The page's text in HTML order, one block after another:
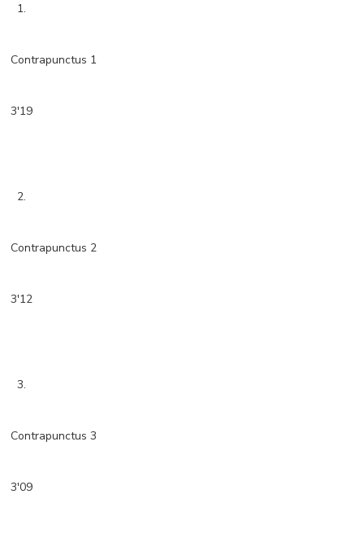
1.
Contrapunctus 1
3'19
2.
Contrapunctus 2
3'12
3.
Contrapunctus 3
3'09